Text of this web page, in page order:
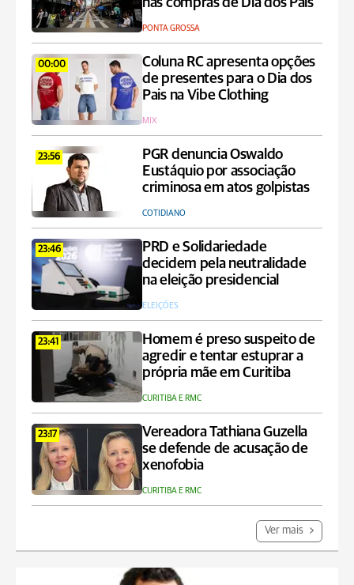
PONTA GROSSA
00:00
Coluna RC apresenta opções
de presentes para o Dia dos
Pais na Vibe Clothing
MIX
23:56
PGR denuncia Oswaldo
Eustáquio por associação
criminosa em atos golpistas
COTIDIANO
23:46
PRD e Solidariedade
decidem pela neutralidade
na eleição presidencial
ELEIÇÕES
23:41
Homem é preso suspeito de
agredir e tentar estuprar a
própria mãe em Curitiba
CURITIBA E RMC
23:17
Vereadora Tathiana Guzella
se defende de acusação de
xenofobia
CURITIBA E RMC
Ver mais